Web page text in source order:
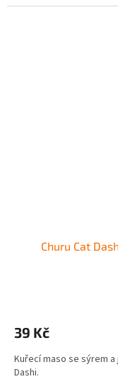
Churu Cat
39 Kč
Kuřecí maso se sýrem
Dashi.